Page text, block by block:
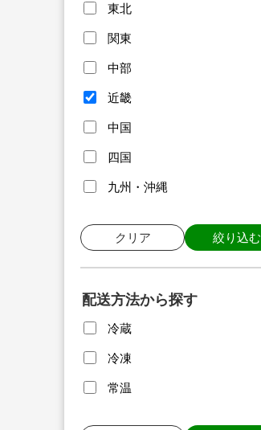
東北
関東
中部
近畿
中国
四国
九州・沖縄
クリア 絞り込む
配送方法から探す
冷蔵
冷凍
常温